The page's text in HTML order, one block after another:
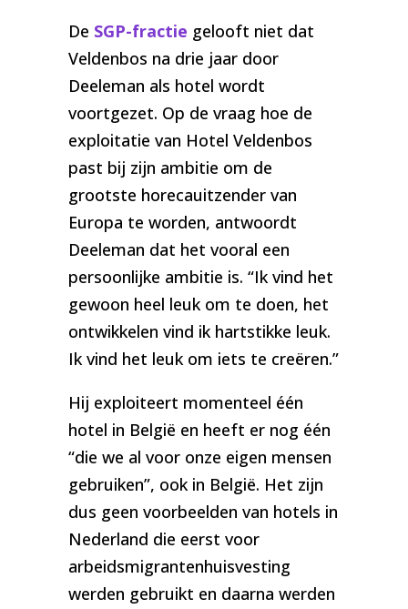
De SGP-fractie gelooft niet dat
Veldenbos na drie jaar door
Deeleman als hotel wordt
voortgezet. Op de vraag hoe de
exploitatie van Hotel Veldenbos
past bij zijn ambitie om de
grootste horecauitzender van
Europa te worden, antwoordt
Deeleman dat het vooral een
persoonlijke ambitie is. “Ik vind het
gewoon heel leuk om te doen, het
ontwikkelen vind ik hartstikke leuk.
Ik vind het leuk om iets te creëren.”
Hij exploiteert momenteel één
hotel in België en heeft er nog één
“die we al voor onze eigen mensen
gebruiken”, ook in België. Het zijn
dus geen voorbeelden van hotels in
Nederland die eerst voor
arbeidsmigrantenhuisvesting
werden gebruikt en daarna werden